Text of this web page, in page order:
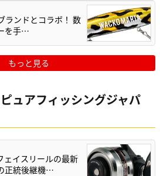
ランドとコラボ！ 数
を手…
もっと見る
ュアフィッシングジャパ
ェイスリールの最新
正統後継機…